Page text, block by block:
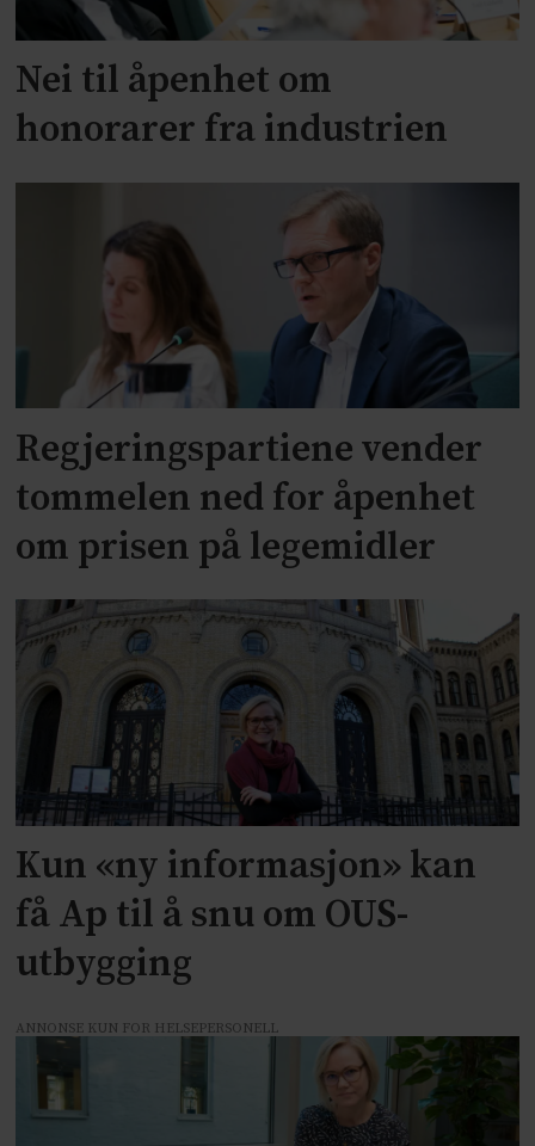
Nei til åpenhet om
honorarer fra industrien
Regjeringspartiene vender
tommelen ned for åpenhet
om prisen på legemidler
Kun «ny informasjon» kan
få Ap til å snu om OUS-
utbygging
ANNONSE KUN FOR HELSEPERSONELL